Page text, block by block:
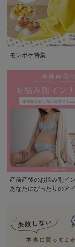
モンポケ特集
産前産後のお悩み別イ
あなたにぴったりのア